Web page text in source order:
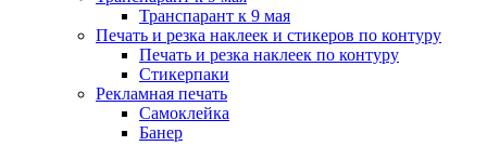
Транспарант к 9 мая
Печать и резка наклеек и стикеров по контуру
Печать и резка наклеек по контуру
Стикерпаки
Рекламная печать
Самоклейка
Банер